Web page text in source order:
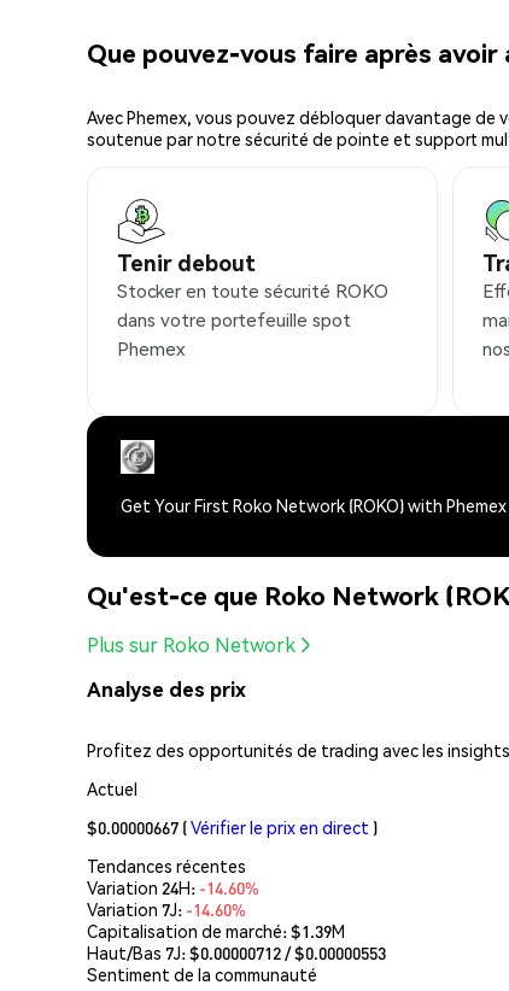
Que pouvez-vous faire après avoir
Avec Phemex, vous pouvez débloquer davantage
soutenue par notre sécurité de pointe et support
Tenir debout
Stocker en toute sécurité ROKO
dans votre portefeuille spot
Phemex
Get Your First Roko Network (ROKO) with Phemex
Qu'est-ce que Roko Network
Plus sur Roko Network
Analyse des prix
Profitez des opportunités de trading avec les insights
Actuel
$0.00000667 (Vérifier le prix en direct )
Tendances récentes
Variation 24H: -14.60%
Variation 7J: -14.60%
Capitalisation de marché:$1.39M
Haut/Bas 7J: $0.00000712/ $0.00000553
Sentiment de la communauté